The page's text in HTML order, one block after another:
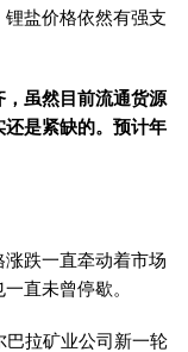
盐价格依然有强支
虽然目前流通货源
是紧缺的。预计年
跌一直牵动着市场
直未曾停歇。
巴拉矿业公司新一轮